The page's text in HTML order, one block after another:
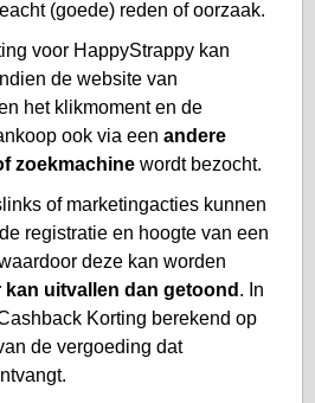
(goede) reden of oorzaak.
voor HappyStrappy kan
de website van
het klikmoment en de
ook via een andere
zoekmachine wordt bezocht.
of marketingacties kunnen
registratie en hoogte van een
deze kan worden
uitvallen dan getoond . In
Korting berekend op
de vergoeding dat